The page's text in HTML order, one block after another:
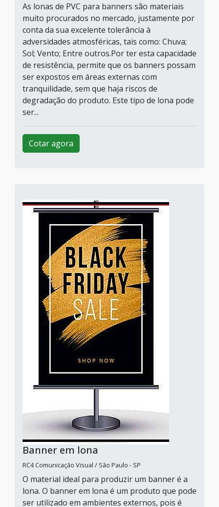
As lonas de PVC para banners são materiais
muito procurados no mercado, justamente por
conta da sua excelente tolerância à
adversidades atmosféricas, tais como: Chuva;
Sol; Vento; Entre outros.Por ter esta capacidade
de resistência, permite que os banners possam
ser expostos em áreas externas com
tranquilidade, sem que haja riscos de
degradação do produto. Este tipo de lona pode
ser...
Cotar agora
Banner em lona
RC4 Comunicação Visual / São Paulo - SP
O material ideal para produzir um banner é a
lona. O banner em lona é um produto que pode
ser utilizado em ambientes externos, pois é